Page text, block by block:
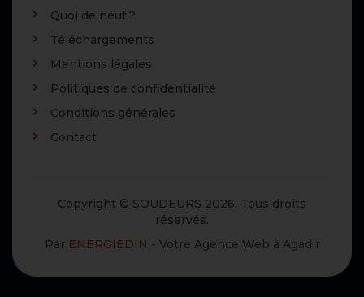
Quoi de neuf ?
Téléchargements
Mentions légales
Politiques de confidentialité
Conditions générales
Contact
Copyright © SOUDEURS 2026. Tous droits
réservés.
Par ENERGIEDIN - Votre Agence Web à Agadir